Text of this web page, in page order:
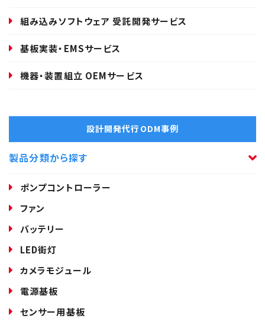
組み込みソフトウェア 受託開発サービス
基板実装・EMSサービス
機器・装置組立 OEMサービス
設計開発代行ODM事例
製品分類から探す
ポンプコントローラー
ファン
バッテリー
LED街灯
カメラモジュール
電源基板
センサー用基板